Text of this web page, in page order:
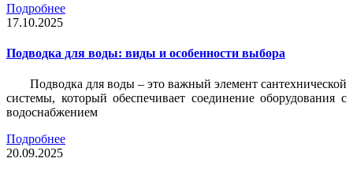
Подробнее
17.10.2025
Подводка для воды: виды и особенности выбора
Подводка для воды – это важный элемент сантехнической
системы, который обеспечивает соединение оборудования с
водоснабжением
Подробнее
20.09.2025